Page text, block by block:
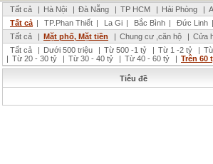
Tất cả
| Hà Nội | Đà Nẵng | TP HCM | Hải Phòng |
Tất cả | TP.Phan Thiết | La Gi | Bắc Bình | Đức Linh |
Tất cả
| Mặt phố, Mặt tiền | Chung cư ,căn hộ | Cửa
Tất cả
| Dưới 500 triệu | Từ 500 -1 tỷ | Từ 1 -2 tỷ |
| Từ 20 - 30 tỷ | Từ 30 - 40 tỷ | Từ 40 - 60 tỷ | Trên 60
Tiêu đề